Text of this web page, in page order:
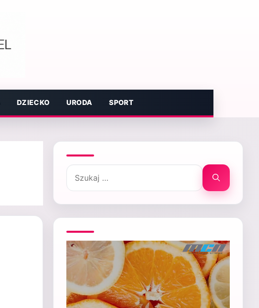
DZIECKO URODA SPORT
Szukaj: